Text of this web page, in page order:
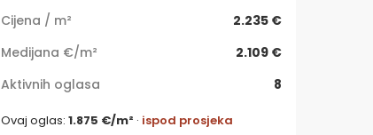
Cijena / m²
2.235 €
Medijana €/m²
2.109 €
Aktivnih oglasa
8
Ovaj oglas: 1.875 €/m² · ispod prosjeka